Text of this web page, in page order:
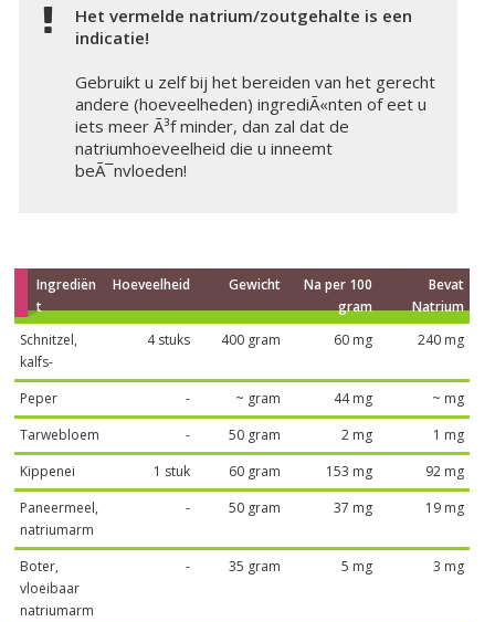
Het vermelde natrium/zoutgehalte is een
indicatie!
Gebruikt u zelf bij het bereiden van het gerecht
andere (hoeveelheden) ingrediÃ«nten of eet u
iets meer Ã³f minder, dan zal dat de
natriumhoeveelheid die u inneemt
beÃ¯nvloeden!
Ingrediën
t
Hoeveelheid Gewicht
Na per 100
gram
Bevat
Natrium
Schnitzel,
kalfs-
4 stuks 400 gram 60 mg 240 mg
Peper - ~ gram 44 mg
~ mg
Tarwebloem
- 50 gram 2 mg
1 mg
Kippenei
1 stuk 60 gram 153 mg
92 mg
Paneermeel,
natriumarm
- 50 gram 37 mg 19 mg
Boter,
vloeibaar
natriumarm
- 35 gram 5 mg 3 mg